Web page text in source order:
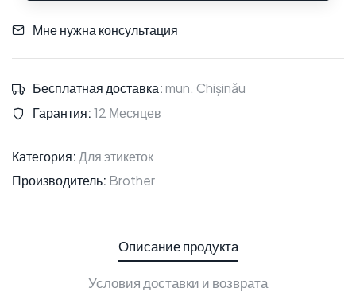
Мне нужна консультация
Бесплатная доставка:mun. Chișinău
Гарантия:12 Месяцев
Категория:Для этикеток
Производитель: Brother
Описание продукта
Условия доставки и возврата